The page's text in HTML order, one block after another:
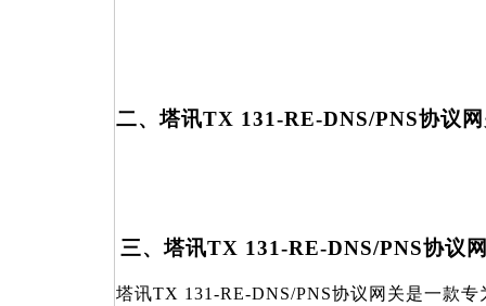
二、塔讯TX 131-RE-DNS/PNS协议
三、塔讯TX 131-RE-DNS/PNS协议
塔讯TX 131-RE-DNS/PNS协议网关是一款